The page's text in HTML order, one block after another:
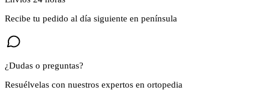
Recibe tu pedido al día siguiente en península
¿Dudas o preguntas?
Resuélvelas con nuestros expertos en ortopedia